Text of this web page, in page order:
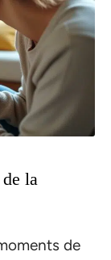
la
de